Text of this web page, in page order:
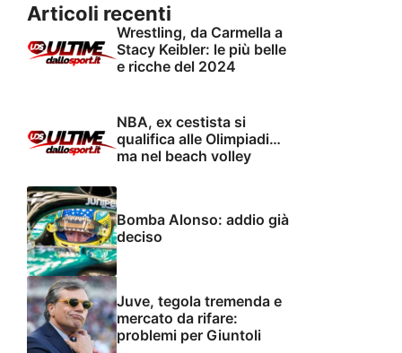
Articoli recenti
Wrestling, da Carmella a
Stacy Keibler: le più belle
e ricche del 2024
NBA, ex cestista si
qualifica alle Olimpiadi…
ma nel beach volley
Bomba Alonso: addio già
deciso
Juve, tegola tremenda e
mercato da rifare:
problemi per Giuntoli